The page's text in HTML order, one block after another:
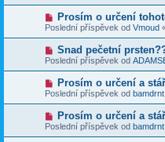
Prosím o určení
Poslední příspěvek od Vmoud
Snad pečetní
Poslední příspěvek od
Prosím o určení a
Poslední příspěvek od bamdrnt
Prosím o určení a
Poslední příspěvek od bamdrnt